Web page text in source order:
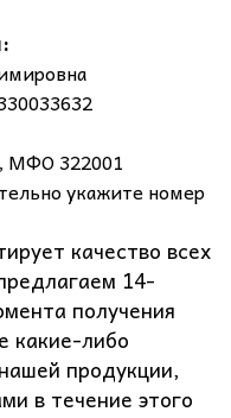
МФО 322001
укажите номер
качество всех
14-
получения
какие-либо
продукции,
в течение этого